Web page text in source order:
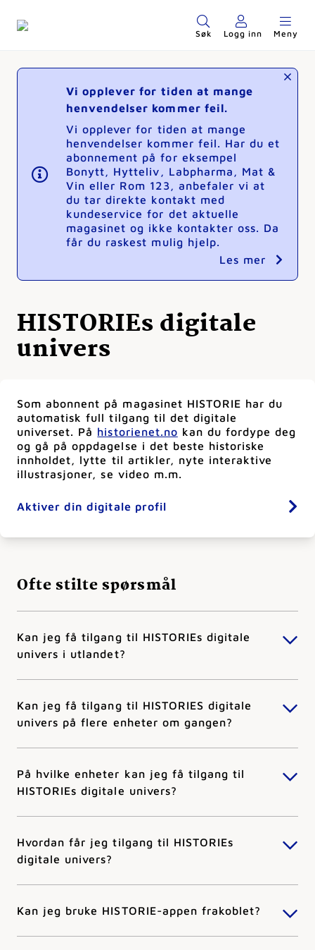
Søk Logg inn Meny
Vi opplever for tiden at mange
henvendelser kommer feil.
Vi opplever for tiden at mange
henvendelser kommer feil. Har du et
abonnement på for eksempel
Bonytt, Hytteliv, Labpharma, Mat &
Vin eller Rom 123, anbefaler vi at
du tar direkte kontakt med
kundeservice for det aktuelle
magasinet og ikke kontakter oss. Da
får du raskest mulig hjelp.
Les mer
HISTORIEs digitale
univers
Som abonnent på magasinet HISTORIE har du
automatisk full tilgang til det digitale
universet. På historienet.no kan du fordype deg
og gå på oppdagelse i det beste historiske
innholdet, lytte til artikler, nyte interaktive
illustrasjoner, se video m.m.
Aktiver din digitale profil
Ofte stilte spørsmål
Kan jeg få tilgang til HISTORIEs digitale
univers i utlandet?
Kan jeg få tilgang til HISTORIES digitale
univers på flere enheter om gangen?
På hvilke enheter kan jeg få tilgang til
HISTORIEs digitale univers?
Hvordan får jeg tilgang til HISTORIEs
digitale univers?
Kan jeg bruke HISTORIE-appen frakoblet?